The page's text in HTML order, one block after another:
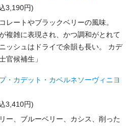
3,190円)
レートやブラックベリーの風味。
複雑に表現され、かつ調和がとれて
ッシュはドライで余韻も長い。 カデ
官候補生」
・カデット・カベルネソーヴィニヨ
3,410円)
ー、ブルーベリー、カシス、削った